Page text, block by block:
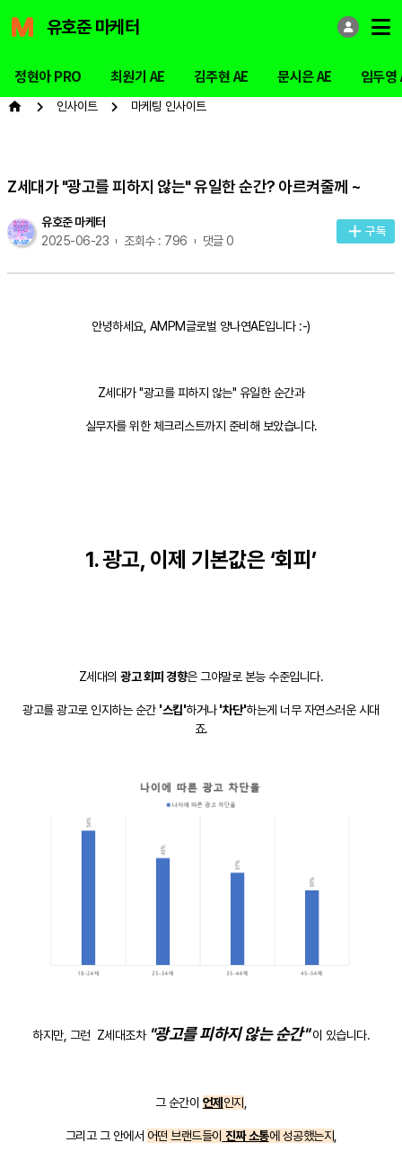
유호준 마케터
정현아 PRO 최원기 AE 김주현 AE 문시은 AE 임두영
인사이트 마케팅 인사이트
Z세대가 "광고를 피하지 않는" 유일한 순간? 아르켜줄께 ~
유호준 마케터
2025-06-23
조회수 : 796 댓글 0
구독
안녕하세요, AMPM글로벌 양나연AE입니다 :-)
Z세대가 "광고를 피하지 않는" 유일한 순간과
실무자를 위한 체크리스트까지 준비해 보았습니다.
1. 광고, 이제 기본값은 ‘회피’
Z세대의광고 회피 경향은 그야말로 본능 수준입니다.
광고를 광고로 인지하는 순간 '스킵'하거나'차단'하는게 너무 자연스러운 시대
죠.
하지만, 그런 Z세대조차 "광고를 피하지 않는 순간"이 있습니다.
그 순간이 언제 인지
그리고 그 안에서 어떤 브랜드들이 진짜 소통에 성공했는지